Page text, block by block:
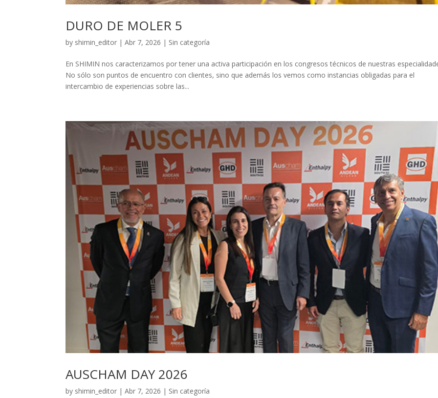
DURO DE MOLER 5
by shimin_editor |Abr 7, 2026 | Sin categoría
En SHIMIN nos caracterizamos por tener una activa participación en los congresos técnicos de nuestras
No sólo son puntos de encuentro con clientes, sino que además los vemos como instancias obligadas para el
intercambio de experiencias sobre las...
AUSCHAM DAY 2026
by shimin_editor |Abr 7, 2026 | Sin categoría